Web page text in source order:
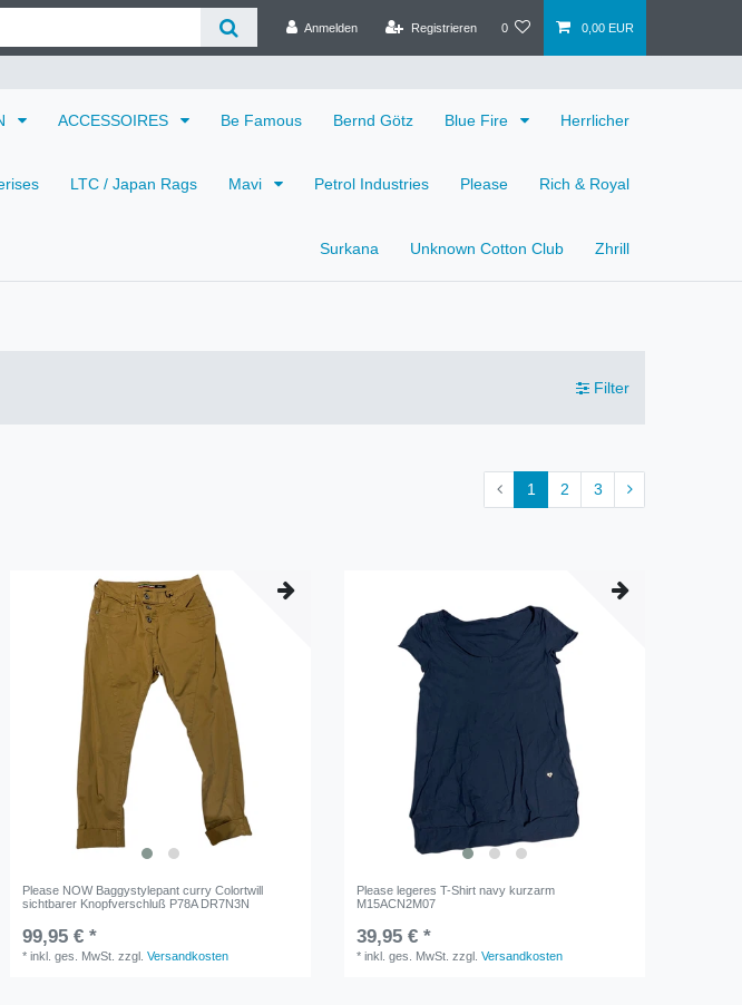
Anmelden Registrieren 0 0,00 EUR
ACCESSOIRES Be Famous Bernd Götz Blue Fire Herrlicher
LTC / Japan Rags Mavi Petrol Industries Please Rich & Royal
Surkana Unknown Cotton Club Zhrill
Filter
1 2 3
Please NOW Baggystylepant curry Colortwill
sichtbarer Knopfverschluß P78A DR7N3N
99,95 € *
*inkl. ges. MwSt. zzgl.Versandkosten
Please legeres T-Shirt navy kurzarm
M15ACN2M07
39,95 € *
*inkl. ges. MwSt. zzgl.Versandkosten